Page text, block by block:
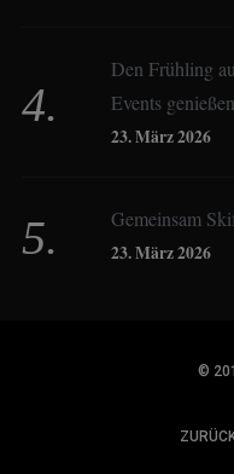
Derk Hoberg
Dominique Schroller
Den Frühling
Events genießen
23. März 2026
Gemeinsam
23. März 2026
©